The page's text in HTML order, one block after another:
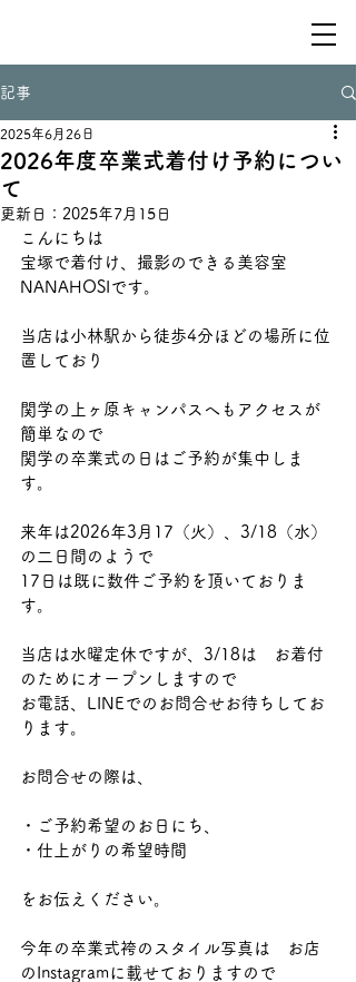
記事
2026年度卒業式着付け予約につい
て
2025年6月26日
更新日： 2025年7月15日
こんにちは
宝塚で着付け、撮影のできる美容室
NANAHOSIです。
当店は小林駅から徒歩4分ほどの場所に位
置しており
関学の上ヶ原キャンパスへもアクセスが
簡単なので
関学の卒業式の日はご予約が集中しま
す。
来年は2026年3月17（火）、3/18（水）
の二日間のようで
17日は既に数件ご予約を頂いておりま
す。
当店は水曜定休ですが、3/18は　お着付
のためにオープンしますので
お電話、LINEでのお問合せお待ちしてお
ります。
お問合せの際は、
・ご予約希望のお日にち、
・仕上がりの希望時間
をお伝えください。
今年の卒業式袴のスタイル写真は　お店
のInstagramに載せておりますので